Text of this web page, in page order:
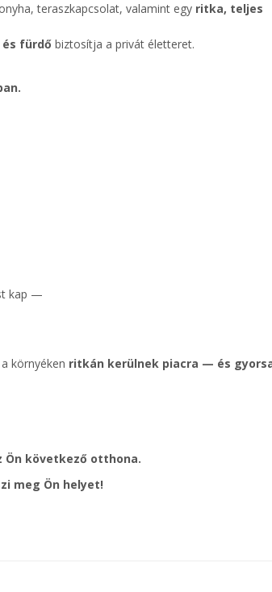
teraszkapcsolat, valamint egy ritka, teljes
és fürdő biztosítja a privát életteret.
kap —
környéken ritkán kerülnek piacra — és
Ön következő otthona.
meg Ön helyet!